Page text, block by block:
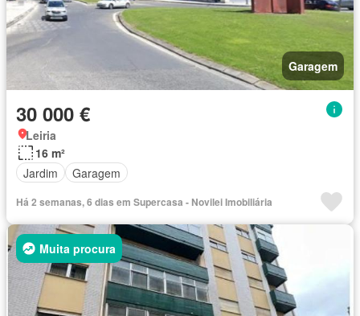
Garagem
30 000 €
Leiria
16 m²
Jardim
Garagem
Há 2 semanas, 6 dias em Supercasa - Novilei Imobiliária
Muita procura